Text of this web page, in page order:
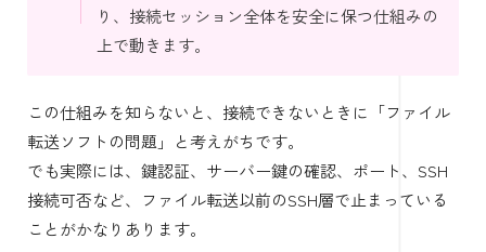
り、接続セッション全体を安全に保つ仕組みの
上で動きます。
この仕組みを知らないと、接続できないときに「ファイル
転送ソフトの問題」と考えがちです。
でも実際には、鍵認証、サーバー鍵の確認、ポート、SSH
接続可否など、ファイル転送以前のSSH層で止まっている
ことがかなりあります。